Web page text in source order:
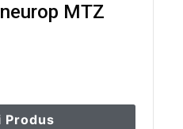
MTZ
Produs